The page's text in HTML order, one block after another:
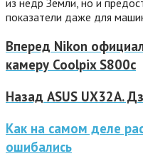
показатели даже для
Вперед Nikon
камеру Coolpix S800c
Назад ASUS UX32A.
Как на самом деле
ошибались